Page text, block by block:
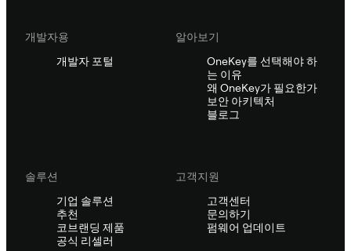
개발자용
개발자 포털
알아보기
OneKey를 선택해야 하
는 이유
왜 OneKey가 필요한가
보안 아키텍처
블로그
솔루션
기업 솔루션
추천
코브랜딩 제품
공식 리셀러
고객지원
고객센터
문의하기
펌웨어 업데이트